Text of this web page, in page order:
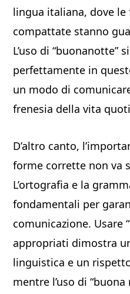
lingua italiana, dove
compattate stanno
L’uso di “buonanotte”
perfettamente in
un modo di
frenesia della vita
D’altro canto,
forme corrette non va
L’ortografia e la
fondamentali per
comunicazione. Usare
appropriati dimostra
linguistica e un
mentre l’uso di